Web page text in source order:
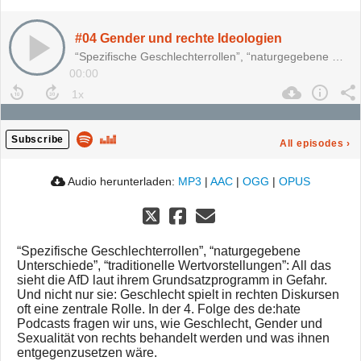
#04 Gender und rechte Ideologien
“Spezifische Geschlechterrollen”, “naturgegebene …
00:00
Subscribe All episodes ›
Audio herunterladen: MP3 | AAC | OGG | OPUS
“Spezifische Geschlechterrollen”, “naturgegebene
Unterschiede”, “traditionelle Wertvorstellungen”: All das
sieht die AfD laut ihrem Grundsatzprogramm in Gefahr.
Und nicht nur sie: Geschlecht spielt in rechten Diskursen
oft eine zentrale Rolle. In der 4. Folge des de:hate
Podcasts fragen wir uns, wie Geschlecht, Gender und
Sexualität von rechts behandelt werden und was ihnen
entgegenzusetzen wäre.